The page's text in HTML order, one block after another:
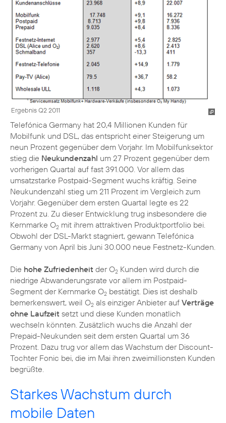
Ergebnis Q2 2011
Telefónica Germany hat 20,4 Millionen Kunden für
Mobilfunk und DSL, das entspricht einer Steigerung um
neun Prozent gegenüber dem Vorjahr. Im Mobilfunksektor
stieg die Neukundenzahl um 27 Prozent gegenüber dem
vorherigen Quartal auf fast 391.000. Vor allem das
umsatzstarke Postpaid-Segment wuchs kräftig. Seine
Neukundenzahl stieg um 211 Prozent im Vergleich zum
Vorjahr. Gegenüber dem ersten Quartal legte es 22
Prozent zu. Zu dieser Entwicklung trug insbesondere die
Kernmarke O2 mit ihrem attraktiven Produktportfolio bei.
Obwohl der DSL-Markt stagniert, gewann Telefónica
Germany von April bis Juni 30.000 neue Festnetz-Kunden.
Die hohe Zufriedenheit der O2 Kunden wird durch die
niedrige Abwanderungsrate vor allem im Postpaid-
Segment der Kernmarke O2 bestätigt. Dies ist deshalb
bemerkenswert, weil O2 als einziger Anbieter auf Verträge
ohne Laufzeit setzt und diese Kunden monatlich
wechseln könnten. Zusätzlich wuchs die Anzahl der
Prepaid-Neukunden seit dem ersten Quartal um 36
Prozent. Dazu trug vor allem das Wachstum der Discount-
Tochter Fonic bei, die im Mai ihren zweimillionsten Kunden
begrüßte.
Starkes Wachstum durch
mobile Daten